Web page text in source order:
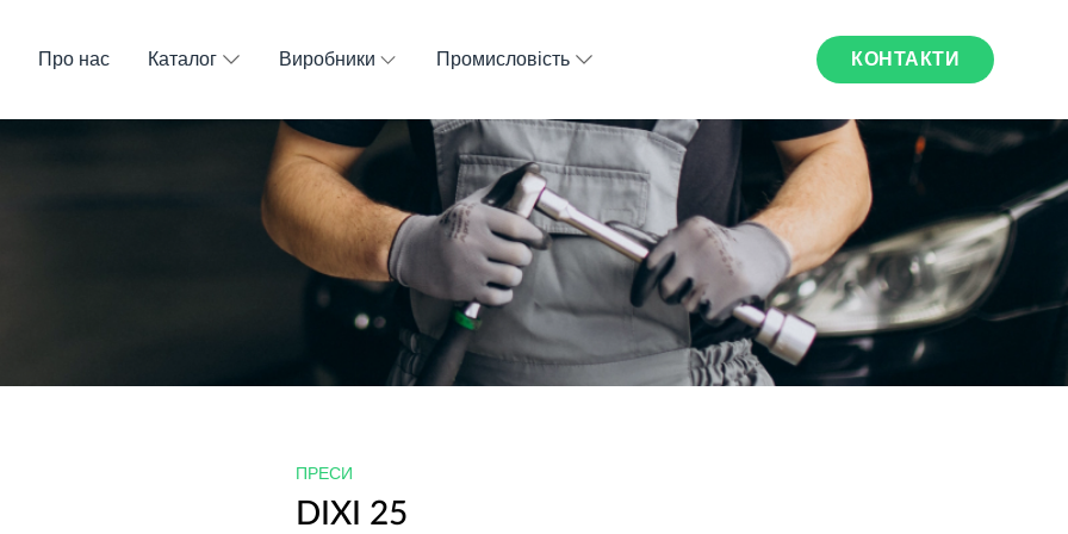
Про нас Каталог Виробники Промисловість КОНТАКТИ
ПРЕСИ
DIXI 25